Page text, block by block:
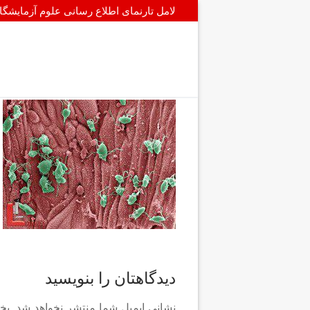
به
لامل تارنمای اطلاع رسانی علوم
دیدگاهتان را بنویسید
نشانی ایمیل شما منتشر نخواهد شد.